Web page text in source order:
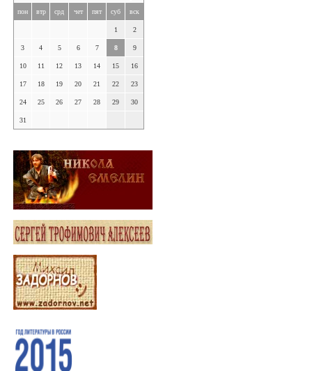
пон втр срд чет пят суб вск
1 2
3 4 5 6 7 8 9
10 11 12 13 14 15 16
17 18 19 20 21 22 23
24 25 26 27 28 29 30
31